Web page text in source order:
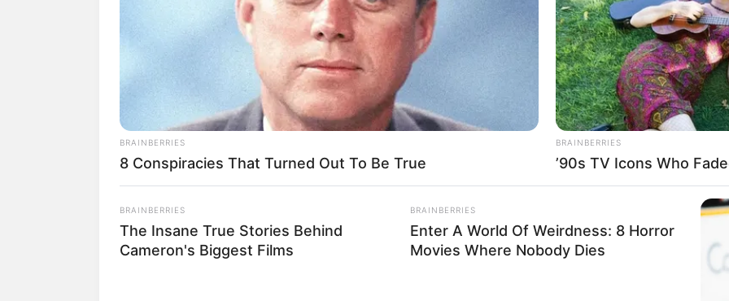
Eletrônicas
Então, Qual a Melhor Máquina de Costura?
Custo-Benefício
BRAINBERRIES
8 Conspiracies That Turned Out To Be True
BRAINBERRIES
’90s TV Icons Who
BRAINBERRIES
The Insane True Stories Behind
Cameron's Biggest Films
BRAINBERRIES
Enter A World Of Weirdness: 8 Horror
Movies Where Nobody Dies
The Popular Drink That's Silently
Destroying Your Brain Cells (Most
People Have It Daily)
You Won't Believe What Happens To
Camilla When Kate Becomes Queen